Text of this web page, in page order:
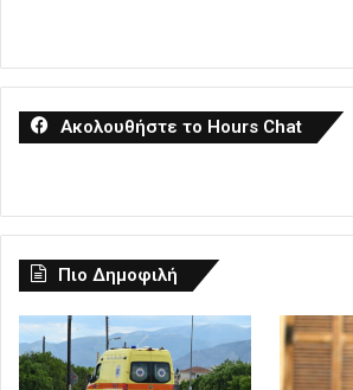
Ακολουθήστε το Hours Chat
Πιο Δημοφιλή